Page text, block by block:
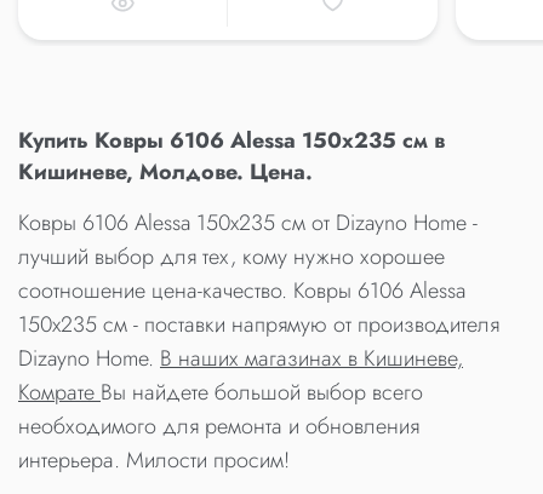
Купить Ковры 6106 Alessa 150x235 см в
Кишиневе, Молдове. Цена.
Ковры 6106 Alessa 150x235 см от Dizayno Home -
лучший выбор для тех, кому нужно хорошее
соотношение цена-качество. Ковры 6106 Alessa
150x235 см - поставки напрямую от производителя
Dizayno Home. В наших магазинах в Кишиневе,
КомратеВы найдете большой выбор всего
необходимого для ремонта и обновления
интерьера. Милости просим!